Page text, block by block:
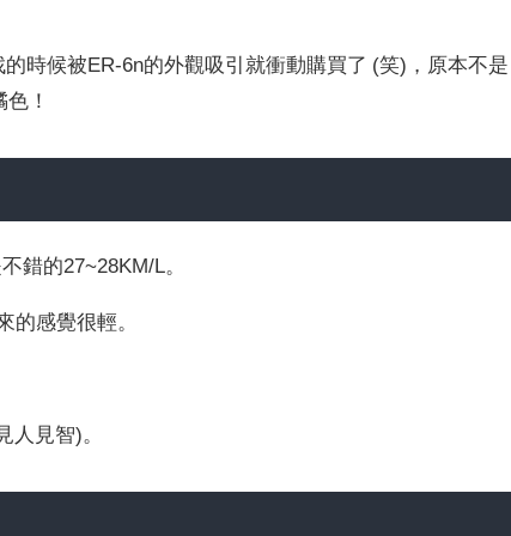
時候被ER-6n的外觀吸引就衝動購買了 (笑)，原本不是
！
錯的27~28KM/L。
的感覺很輕。
人見智)。